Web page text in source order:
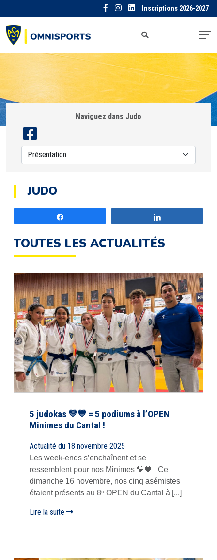
Inscriptions 2026-2027
Naviguez dans Judo
JUDO
TOUTES LES ACTUALITÉS
5 judokas 💛💙 = 5 podiums à l’OPEN
Minimes du Cantal !
Actualité du 18 novembre 2025
Les week-ends s’enchaînent et se
ressemblent pour nos Minimes 💛💙 ! Ce
dimanche 16 novembre, nos cinq asémistes
étaient présents au 8ᵉ OPEN du Cantal à [...]
Lire la suite